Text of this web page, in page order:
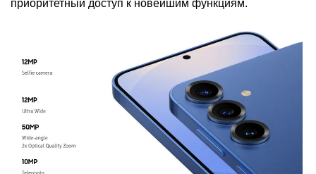
приоритетный доступ к новейшим функциям.